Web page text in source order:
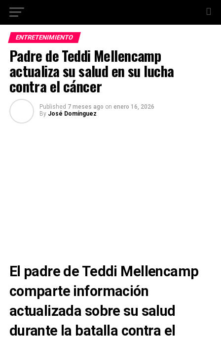
ENTRETENIMIENTO
Padre de Teddi Mellencamp
actualiza su salud en su lucha
contra el cáncer
Published 7 meses ago on enero 16, 2026
By José Domínguez
El padre de Teddi Mellencamp
comparte información
actualizada sobre su salud
durante la batalla contra el